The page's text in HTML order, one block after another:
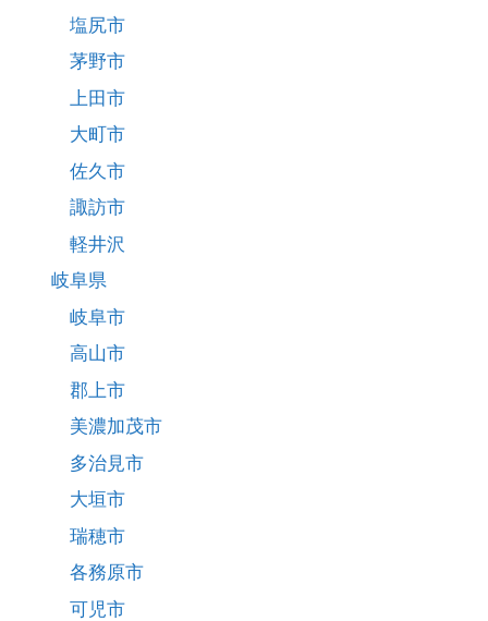
塩尻市
茅野市
上田市
大町市
佐久市
諏訪市
軽井沢
岐阜県
岐阜市
高山市
郡上市
美濃加茂市
多治見市
大垣市
瑞穂市
各務原市
可児市